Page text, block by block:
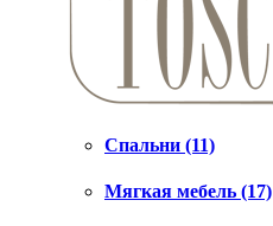
Спальни (11)
Мягкая мебель (17)